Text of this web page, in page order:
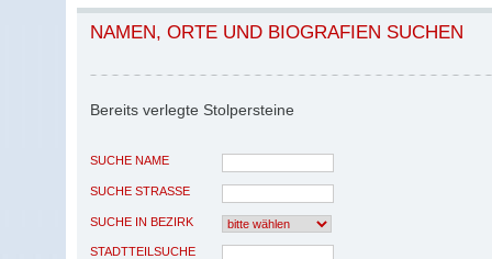
NAMEN, ORTE UND BIOGRAFIEN SUCHEN
Bereits verlegte Stolpersteine
SUCHE NAME
SUCHE STRASSE
SUCHE IN BEZIRK
STADTTEILSUCHE